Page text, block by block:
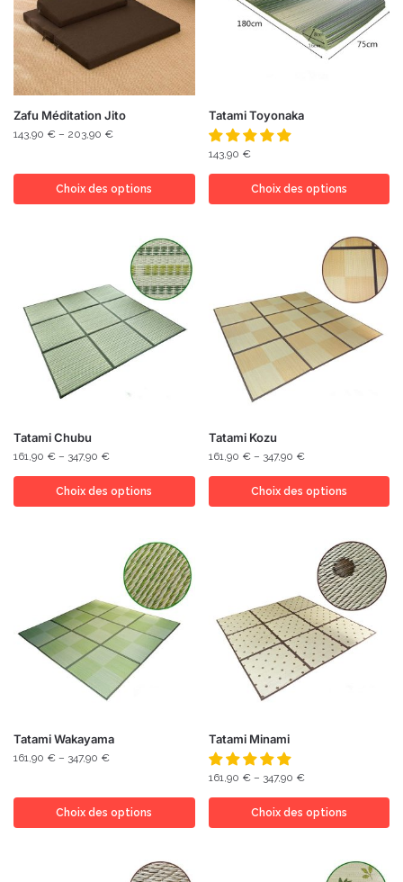
Zafu Méditation Jito
143,90 € – 203,90 €
Choix des options
Tatami Toyonaka
143,90 €
Choix des options
Tatami Chubu
161,90 € – 347,90 €
Choix des options
Tatami Kozu
161,90 € – 347,90 €
Choix des options
Tatami Wakayama
161,90 € – 347,90 €
Choix des options
Tatami Minami
161,90 € – 347,90 €
Choix des options